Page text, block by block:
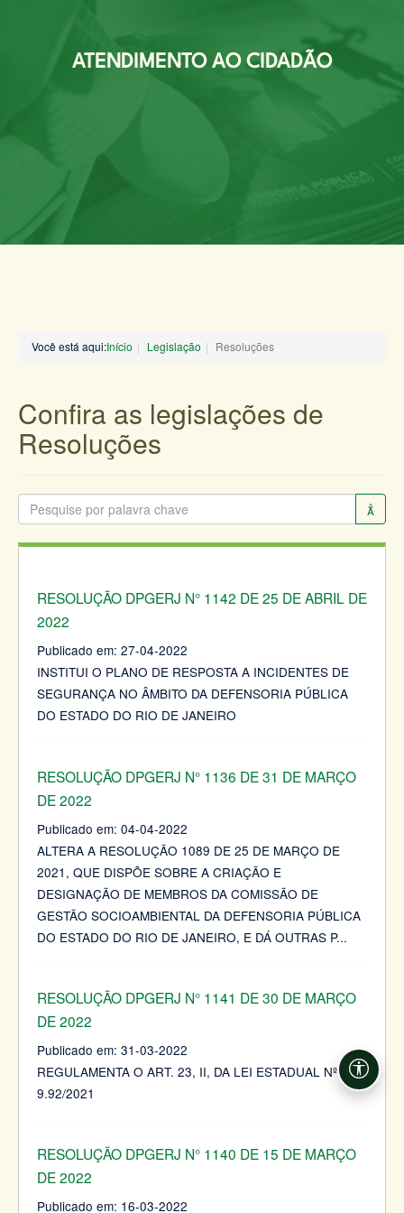
ATENDIMENTO AO CIDADÃO
Você está aqui:Início Legislação Resoluções
Confira as legislações de
Resoluções
RESOLUÇÃO DPGERJ N° 1142 DE 25 DE ABRIL DE
2022
Publicado em: 27-04-2022
INSTITUI O PLANO DE RESPOSTA A INCIDENTES DE
SEGURANÇA NO ÂMBITO DA DEFENSORIA PÚBLICA
DO ESTADO DO RIO DE JANEIRO
RESOLUÇÃO DPGERJ N° 1136 DE 31 DE MARÇO
DE 2022
Publicado em: 04-04-2022
ALTERA A RESOLUÇÃO 1089 DE 25 DE MARÇO DE
2021, QUE DISPÕE SOBRE A CRIAÇÃO E
DESIGNAÇÃO DE MEMBROS DA COMISSÃO DE
GESTÃO SOCIOAMBIENTAL DA DEFENSORIA PÚBLICA
DO ESTADO DO RIO DE JANEIRO, E DÁ OUTRAS P...
RESOLUÇÃO DPGERJ N° 1141 DE 30 DE MARÇO
DE 2022
Publicado em: 31-03-2022
REGULAMENTA O ART. 23, II, DA LEI ESTADUAL Nº
9.92/2021
RESOLUÇÃO DPGERJ N° 1140 DE 15 DE MARÇO
DE 2022
Publicado em: 16-03-2022